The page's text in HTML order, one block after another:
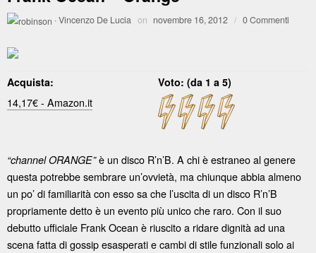
·Vincenzo De Lucia on novembre 16, 2012 / 0 Commenti
Acquista: Voto: (da 1 a 5)
14,17€ - Amazon.it
“channel ORANGE”è un disco R’n’B. A chi è estraneo al genere
questa potrebbe sembrare un’ovvietà, ma chiunque abbia almeno
un po’ di familiarità con esso sa che l’uscita di un disco R’n’B
propriamente detto è un evento più unico che raro. Con il suo
debutto ufficiale Frank Ocean è riuscito a ridare dignità ad una
scena fatta di gossip esasperati e cambi di stile funzionali solo ai